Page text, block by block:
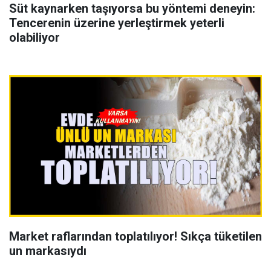
Süt kaynarken taşıyorsa bu yöntemi deneyin:
Tencerenin üzerine yerleştirmek yeterli
olabiliyor
Market raflarından toplatılıyor! Sıkça tüketilen
un markasıydı